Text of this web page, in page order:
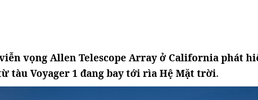
vọng Allen Telescope Array ở California phát
tàu Voyager 1 đang bay tới rìa Hệ Mặt trời.